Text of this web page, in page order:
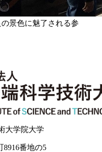
景色に魅了される参
大学院大学
番地の5